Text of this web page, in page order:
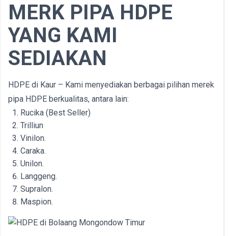
MERK PIPA HDPE
YANG KAMI
SEDIAKAN
HDPE di Kaur – Kami menyediakan berbagai pilihan merek
pipa HDPE berkualitas, antara lain:
Rucika (Best Seller)
Trilliun
Vinilon.
Caraka.
Unilon.
Langgeng.
Supralon.
Maspion.